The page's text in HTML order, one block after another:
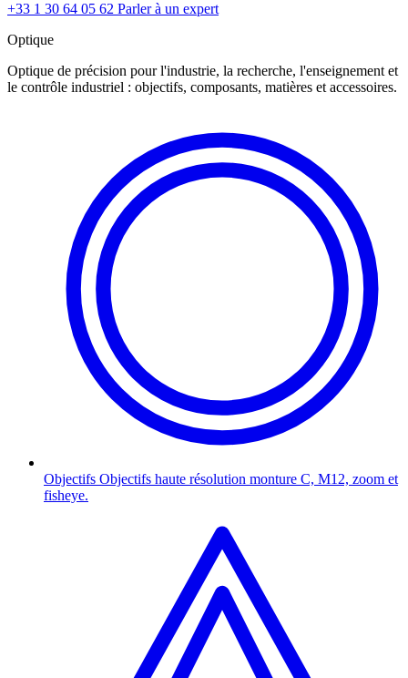
+33 1 30 64 05 62 Parler à un expert
Optique
Optique de précision pour l'industrie, la recherche, l'enseignement et
le contrôle industriel : objectifs, composants, matières et accessoires.
Objectifs Objectifs haute résolution monture C, M12, zoom et
fisheye.